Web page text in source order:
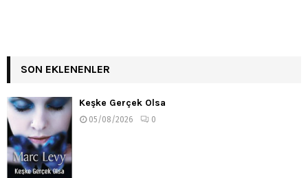
SON EKLENENLER
Keşke Gerçek Olsa
05/08/2026 0